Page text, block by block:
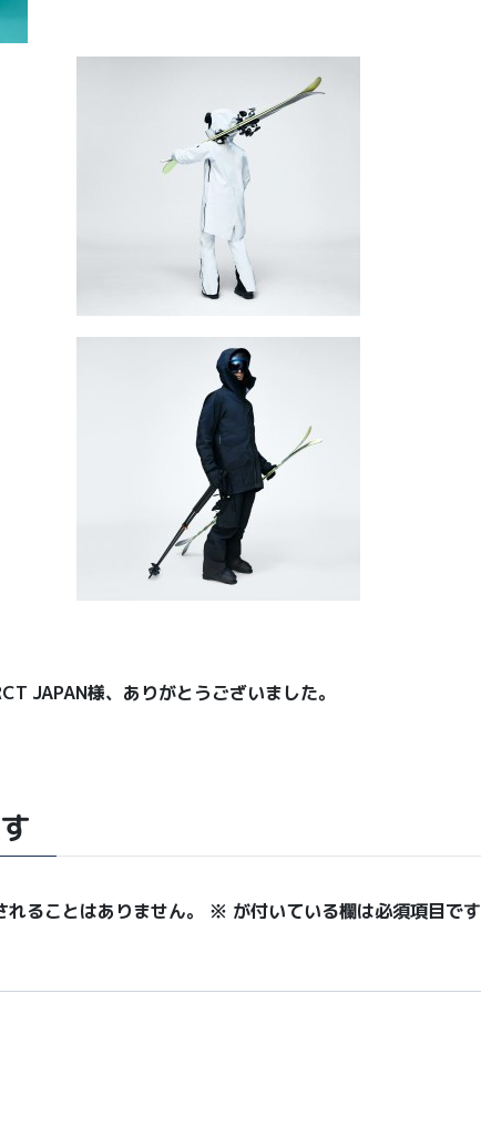
JAPAN様、ありがとうございました。
ることはありません。 ※ が付いている欄は必須項目です